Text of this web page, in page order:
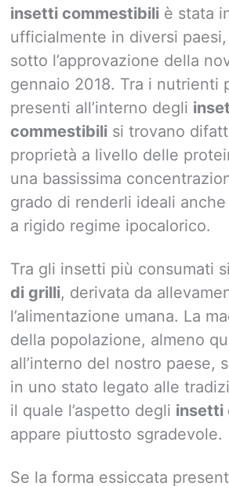
insetti commestibili è stata
ufficialmente in diversi paesi,
sotto l’approvazione della
gennaio 2018. Tra i nutrienti
presenti all’interno degli
commestibili si trovano
proprietà a livello delle
una bassissima
grado di renderli ideali
a rigido regime ipocalorico.
Tra gli insetti più consumati
di grilli, derivata da
l’alimentazione umana. La
della popolazione, almeno
all’interno del nostro paese,
in uno stato legato alle
il quale l’aspetto degli insetti
appare piuttosto sgradevole.
Se la forma essiccata